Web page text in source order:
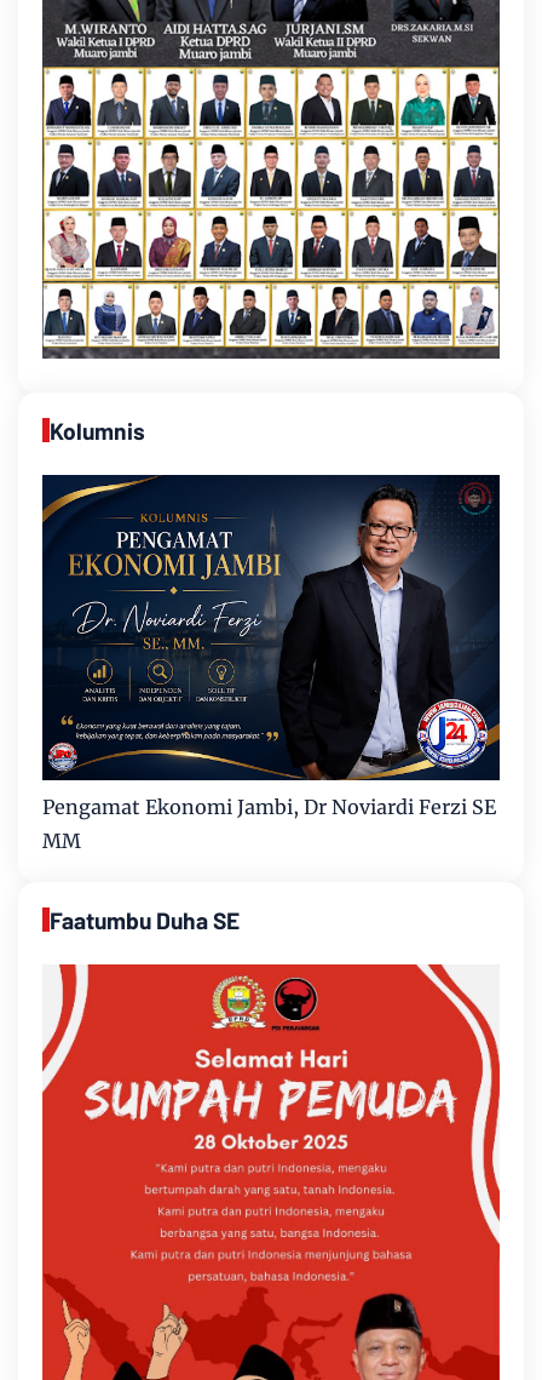
Kolumnis
Pengamat Ekonomi Jambi, Dr Noviardi Ferzi SE
MM
Faatumbu Duha SE